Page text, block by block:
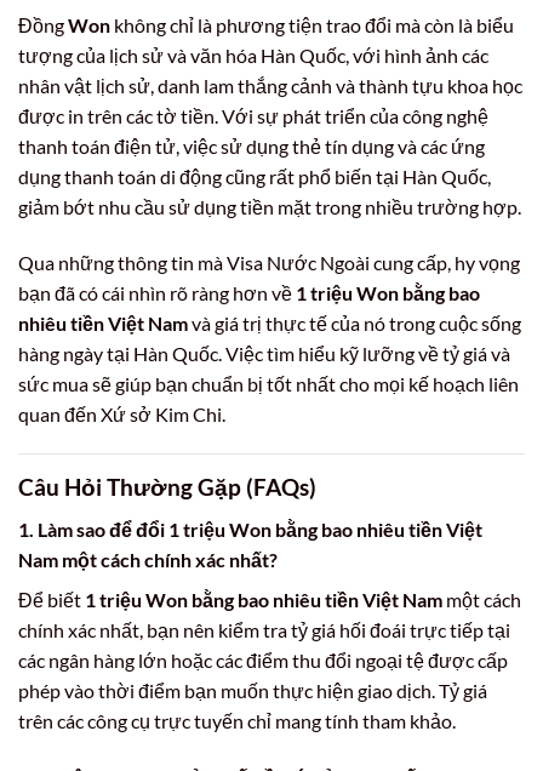
ĐồngWon không chỉ là phương tiện trao đổi mà còn là biểu
tượng của lịch sử và văn hóa Hàn Quốc, với hình ảnh các
nhân vật lịch sử, danh lam thắng cảnh và thành tựu khoa học
được in trên các tờ tiền. Với sự phát triển của công nghệ
thanh toán điện tử, việc sử dụng thẻ tín dụng và các ứng
dụng thanh toán di động cũng rất phổ biến tại Hàn Quốc,
giảm bớt nhu cầu sử dụng tiền mặt trong nhiều trường hợp.
Qua những thông tin mà Visa Nước Ngoài cung cấp, hy vọng
bạn đã có cái nhìn rõ ràng hơn về 1 triệu Won bằng bao
nhiêu tiền Việt Namvà giá trị thực tế của nó trong cuộc sống
hàng ngày tại Hàn Quốc. Việc tìm hiểu kỹ lưỡng về tỷ giá và
sức mua sẽ giúp bạn chuẩn bị tốt nhất cho mọi kế hoạch liên
quan đến Xứ sở Kim Chi.
Câu Hỏi Thường Gặp (FAQs)
1. Làm sao để đổi 1 triệu Won bằng bao nhiêu tiền Việt
Nam một cách chính xác nhất?
Để biết 1 triệu Won bằng bao nhiêu tiền Việt Nam một cách
chính xác nhất, bạn nên kiểm tra tỷ giá hối đoái trực tiếp tại
các ngân hàng lớn hoặc các điểm thu đổi ngoại tệ được cấp
phép vào thời điểm bạn muốn thực hiện giao dịch. Tỷ giá
trên các công cụ trực tuyến chỉ mang tính tham khảo.